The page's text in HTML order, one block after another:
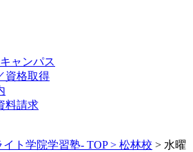
ャンパス
資格取得
料請求
ト学院学習塾- TOP > 松林校 > 水曜